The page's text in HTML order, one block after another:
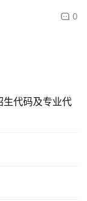
0
代码及专业代